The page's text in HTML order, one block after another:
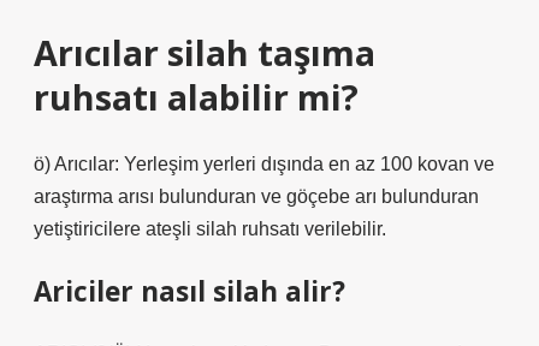
Arıcılar silah taşıma
ruhsatı alabilir mi?
ö) Arıcılar: Yerleşim yerleri dışında en az 100 kovan ve
araştırma arısı bulunduran ve göçebe arı bulunduran
yetiştiricilere ateşli silah ruhsatı verilebilir.
Ariciler nasıl silah alir?